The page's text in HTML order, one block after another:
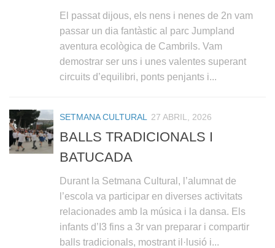
El passat dijous, els nens i nenes de 2n vam
passar un dia fantàstic al parc Jumpland
aventura ecològica de Cambrils. Vam
demostrar ser uns i unes valentes superant
circuits d’equilibri, ponts penjants i...
SETMANA CULTURAL 27 ABRIL, 2026
BALLS TRADICIONALS I
BATUCADA
Durant la Setmana Cultural, l’alumnat de
l’escola va participar en diverses activitats
relacionades amb la música i la dansa. Els
infants d’I3 fins a 3r van preparar i compartir
balls tradicionals, mostrant il·lusió i...